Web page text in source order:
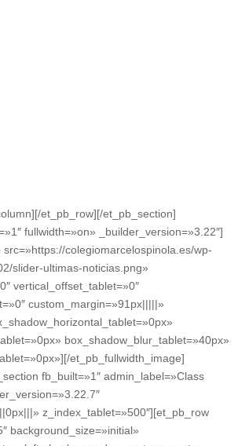
et_pb_row][/et_pb_section]
fullwidth=»on» _builder_version=»3.22″]
colegiomarcelospinola.es/wp-
slider-ultimas-noticias.png»
vertical_offset_tablet=»0″
custom_margin=»91px|||||»
box_shadow_blur_tablet=»40px»
et_pb_fullwidth_image]
fb_built=»1″ admin_label=»Class
z_index_tablet=»500″][et_pb_row
background_size=»initial»